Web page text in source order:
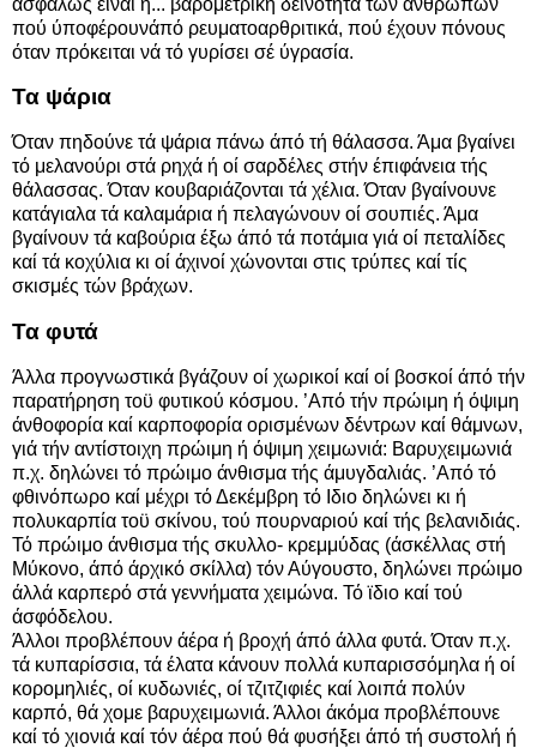
πού ύποφέρουνάπό ρευματοαρθριτικά, πού έχουν πόνους
όταν πρόκειται νά τό γυρίσει σέ ύγρασία.
Τα ψάρια
Όταν πηδούνε τά ψάρια πάνω άπό τή θάλασσα. Άμα βγαίνει
τό μελανούρι στά ρηχά ή οί σαρδέλες στήν έπιφάνεια τής
θάλασσας. Όταν κουβαριάζονται τά χέλια. Όταν βγαίνουνε
κατάγιαλα τά καλαμάρια ή πελαγώνουν οί σουπιές. Άμα
βγαίνουν τά καβούρια έξω άπό τά ποτάμια γιά οί πεταλίδες
καί τά κοχύλια κι οί άχινοί χώνονται στις τρύπες καί τίς
σκισμές τών βράχων.
Τα φυτά
Άλλα προγνωστικά βγάζουν οί χωρικοί καί οί βοσκοί άπό τήν
παρατήρηση τοϋ φυτικού κόσμου. ’Από τήν πρώιμη ή όψιμη
άνθοφορία καί καρποφορία ορισμένων δέντρων καί θάμνων,
γιά τήν αντίστοιχη πρώιμη ή όψιμη χειμωνιά: Βαρυχειμωνιά
π.χ. δηλώνει τό πρώιμο άνθισμα τής άμυγδαλιάς. ’Από τό
φθινόπωρο καί μέχρι τό Δεκέμβρη τό Ιδιο δηλώνει κι ή
πολυκαρπία τοϋ σκίνου, τού πουρναριού καί τής βελανιδιάς.
Τό πρώιμο άνθισμα τής σκυλλο- κρεμμύδας (άσκέλλας στή
Μύκονο, άπό άρχικό σκίλλα) τόν Αύγουστο, δηλώνει πρώιμο
άλλά καρπερό στά γεννήματα χειμώνα. Τό ϊδιο καί τού
άσφόδελου.
Άλλοι προβλέπουν άέρα ή βροχή άπό άλλα φυτά. Όταν π.χ.
τά κυπαρίσσια, τά έλατα κάνουν πολλά κυπαρισσόμηλα ή οί
κορομηλιές, οί κυδωνιές, οί τζιτζιφιές καί λοιπά πολύν
καρπό, θά χομε βαρυχειμωνιά. Άλλοι άκόμα προβλέπουνε
καί τό χιονιά καί τόν άέρα πού θά φυσήξει άπό τή συστολή ή